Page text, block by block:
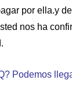
por ella.y
nos ha
Podemos